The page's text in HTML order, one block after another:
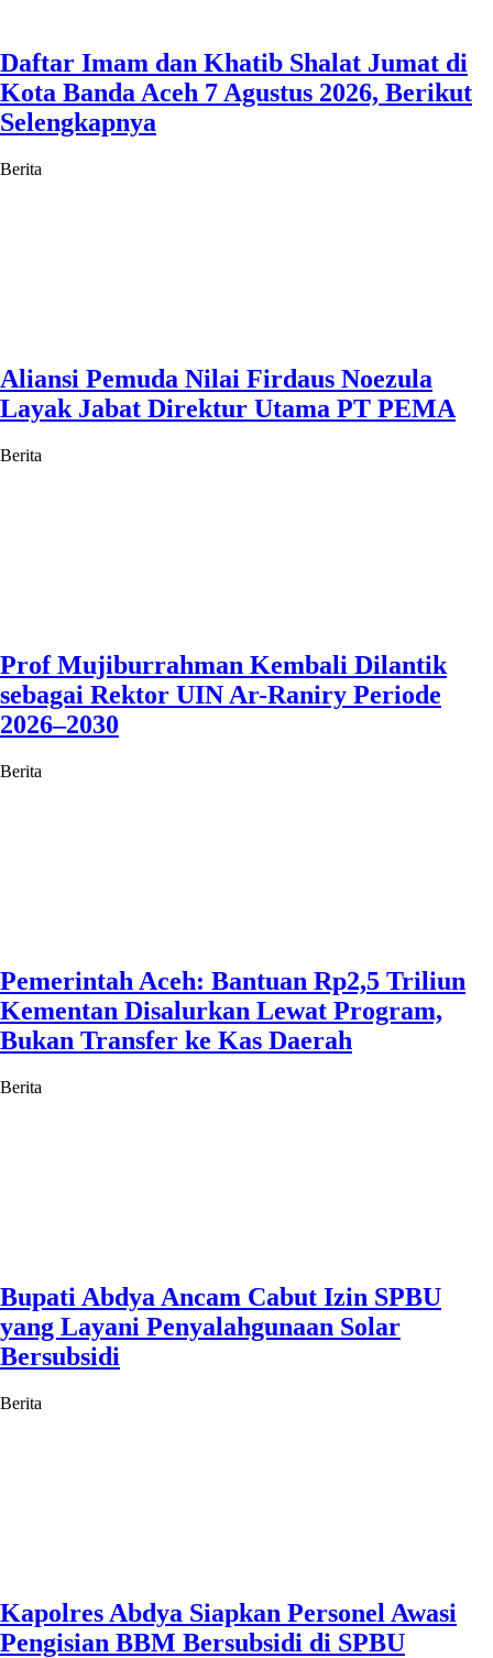
Daftar Imam dan Khatib Shalat Jumat di
Kota Banda Aceh 7 Agustus 2026, Berikut
Selengkapnya
Berita
Aliansi Pemuda Nilai Firdaus Noezula
Layak Jabat Direktur Utama PT PEMA
Berita
Prof Mujiburrahman Kembali Dilantik
sebagai Rektor UIN Ar-Raniry Periode
2026–2030
Berita
Pemerintah Aceh: Bantuan Rp2,5 Triliun
Kementan Disalurkan Lewat Program,
Bukan Transfer ke Kas Daerah
Berita
Bupati Abdya Ancam Cabut Izin SPBU
yang Layani Penyalahgunaan Solar
Bersubsidi
Berita
Kapolres Abdya Siapkan Personel Awasi
Pengisian BBM Bersubsidi di SPBU